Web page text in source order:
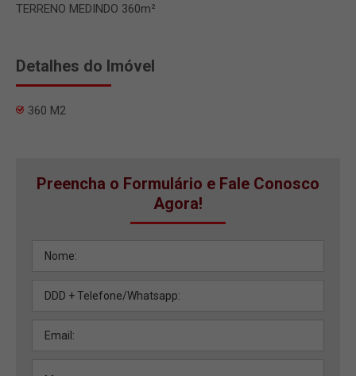
TERRENO MEDINDO 360m²
Detalhes do Imóvel
360 M2
Preencha o Formulário e Fale Conosco
Agora!